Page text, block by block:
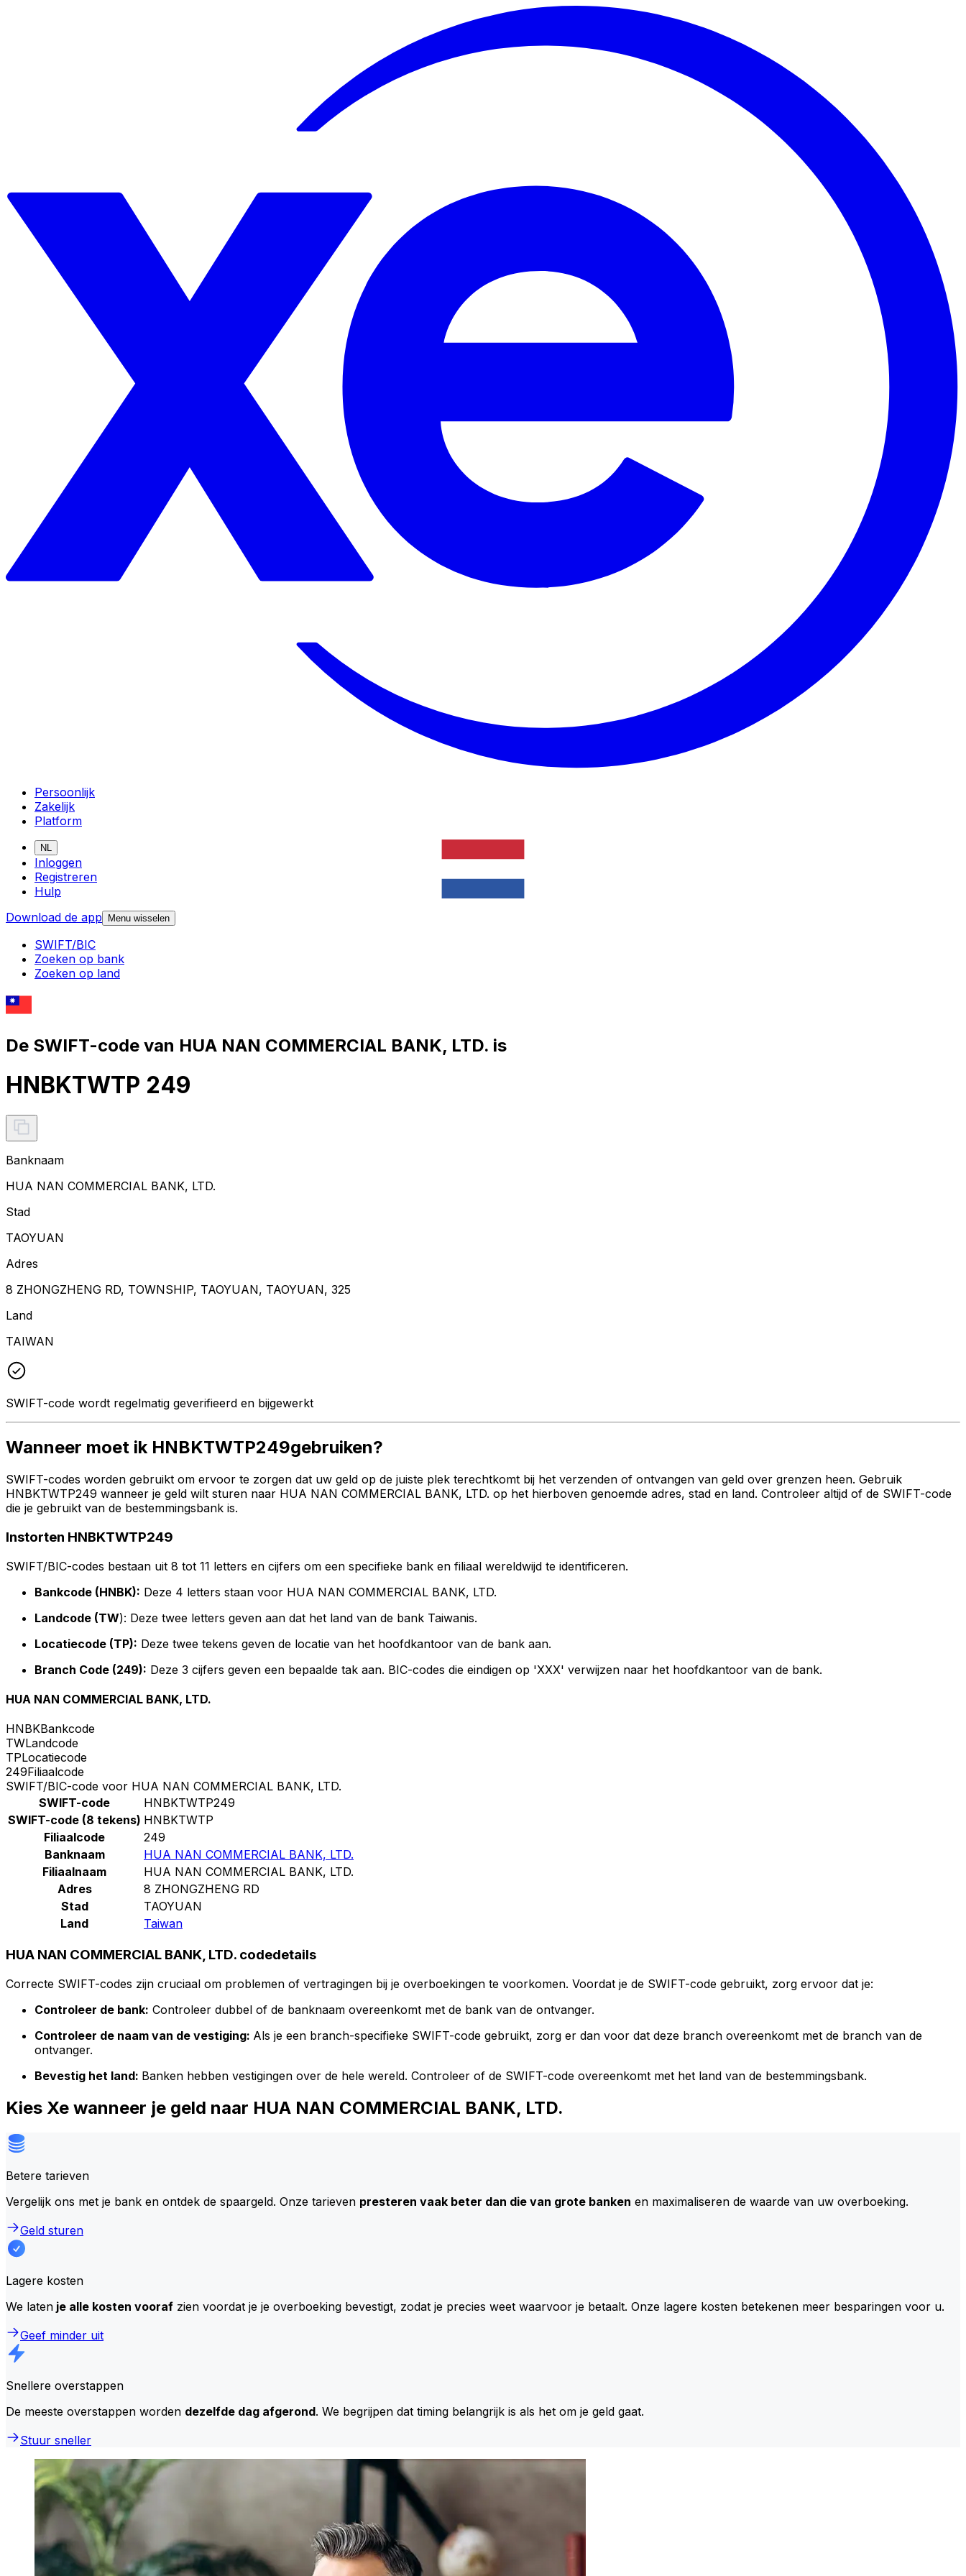
Persoonlijk
Zakelijk
Platform
NL
Inloggen
Registreren
Hulp
Download de app
Menu wisselen
SWIFT/BIC
Zoeken op bank
Zoeken op land
De SWIFT-code van HUA NAN COMMERCIAL BANK, LTD. is
HNBKTWTP 249
Banknaam
HUA NAN COMMERCIAL BANK, LTD.
Stad
TAOYUAN
Adres
8 ZHONGZHENG RD, TOWNSHIP, TAOYUAN, TAOYUAN, 325
Land
TAIWAN
SWIFT-code wordt regelmatig geverifieerd en bijgewerkt
Wanneer moet ik HNBKTWTP249gebruiken?
SWIFT-codes worden gebruikt om ervoor te zorgen dat uw geld op de juiste plek terechtkomt bij het verzenden of ontvangen van geld over grenzen heen. Gebruik
HNBKTWTP249 wanneer je geld wilt sturen naar HUA NAN COMMERCIAL BANK, LTD. op het hierboven genoemde adres, stad en land. Controleer altijd of de SWIFT-code
die je gebruikt van de bestemmingsbank is.
Instorten HNBKTWTP249
SWIFT/BIC-codes bestaan uit 8 tot 11 letters en cijfers om een specifieke bank en filiaal wereldwijd te identificeren.
Bankcode (HNBK): Deze 4 letters staan voor HUA NAN COMMERCIAL BANK, LTD.
Landcode (TW): Deze twee letters geven aan dat het land van de bank Taiwanis.
Locatiecode (TP): Deze twee tekens geven de locatie van het hoofdkantoor van de bank aan.
Branch Code (249): Deze 3 cijfers geven een bepaalde tak aan. BIC-codes die eindigen op 'XXX' verwijzen naar het hoofdkantoor van de bank.
HUA NAN COMMERCIAL BANK, LTD.
HNBKBankcode
TWLandcode
TPLocatiecode
249Filiaalcode
SWIFT/BIC-code voor HUA NAN COMMERCIAL BANK, LTD.
SWIFT-code
HNBKTWTP249
SWIFT-code (8 tekens) HNBKTWTP
Filiaalcode
249
Banknaam
HUA NAN COMMERCIAL BANK, LTD.
Filiaalnaam
HUA NAN COMMERCIAL BANK, LTD.
Adres
8 ZHONGZHENG RD
Stad
TAOYUAN
Land
Taiwan
HUA NAN COMMERCIAL BANK, LTD. codedetails
Correcte SWIFT-codes zijn cruciaal om problemen of vertragingen bij je overboekingen te voorkomen. Voordat je de SWIFT-code gebruikt, zorg ervoor dat je:
Controleer de bank: Controleer dubbel of de banknaam overeenkomt met de bank van de ontvanger.
Controleer de naam van de vestiging: Als je een branch-specifieke SWIFT-code gebruikt, zorg er dan voor dat deze branch overeenkomt met de branch van de
ontvanger.
Bevestig het land: Banken hebben vestigingen over de hele wereld. Controleer of de SWIFT-code overeenkomt met het land van de bestemmingsbank.
Kies Xe wanneer je geld naar HUA NAN COMMERCIAL BANK, LTD.
Betere tarieven
Vergelijk ons met je bank en ontdek de spaargeld. Onze tarieven presteren vaak beter dan die van grote banken en maximaliseren de waarde van uw overboeking.
Geld sturen
Lagere kosten
We laten je alle kosten vooraf zien voordat je je overboeking bevestigt, zodat je precies weet waarvoor je betaalt. Onze lagere kosten betekenen meer besparingen voor u.
Geef minder uit
Snellere overstappen
De meeste overstappen worden dezelfde dag afgerond. We begrijpen dat timing belangrijk is als het om je geld gaat.
Stuur sneller